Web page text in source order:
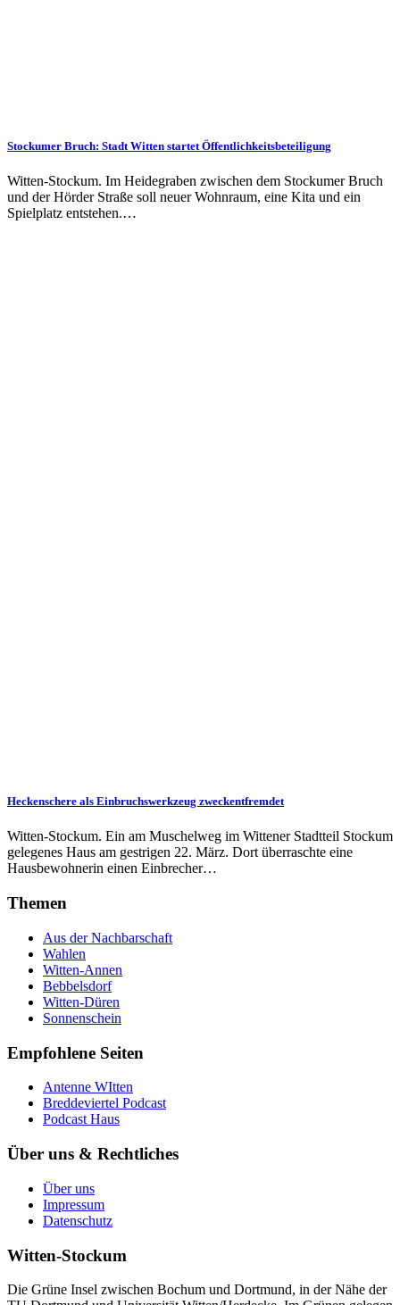
Stockumer Bruch: Stadt Witten startet Öffentlichkeitsbeteiligung
Witten-Stockum. Im Heidegraben zwischen dem Stockumer Bruch
und der Hörder Straße soll neuer Wohnraum, eine Kita und ein
Spielplatz entstehen.…
Heckenschere als Einbruchswerkzeug zweckentfremdet
Witten-Stockum. Ein am Muschelweg im Wittener Stadtteil Stockum
gelegenes Haus am gestrigen 22. März. Dort überraschte eine
Hausbewohnerin einen Einbrecher…
Themen
Aus der Nachbarschaft
Wahlen
Witten-Annen
Bebbelsdorf
Witten-Düren
Sonnenschein
Empfohlene Seiten
Antenne WItten
Breddeviertel Podcast
Podcast Haus
Über uns & Rechtliches
Über uns
Impressum
Datenschutz
Witten-Stockum
Die Grüne Insel zwischen Bochum und Dortmund, in der Nähe der